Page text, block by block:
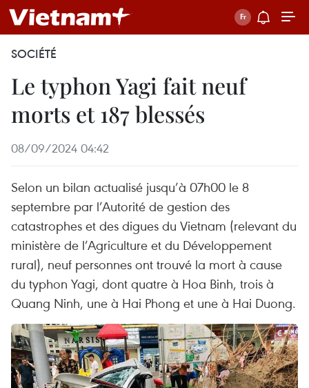
SOCIÉTÉ
Le typhon Yagi fait neuf
morts et 187 blessés
08/09/2024 04:42
Selon un bilan actualisé jusqu’à 07h00 le 8
septembre par l’Autorité de gestion des
catastrophes et des digues du Vietnam (relevant du
ministère de l’Agriculture et du Développement
rural), neuf personnes ont trouvé la mort à cause
du typhon Yagi, dont quatre à Hoa Binh, trois à
Quang Ninh, une à Hai Phong et une à Hai Duong.